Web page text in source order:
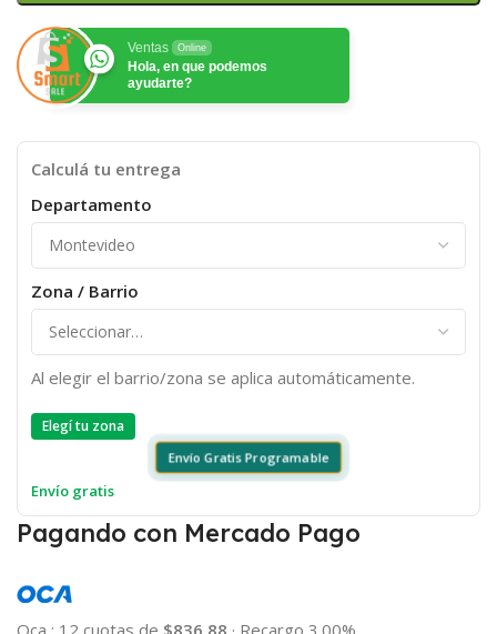
Ventas Online
Hola, en que podemos
ayudarte?
Calculá tu entrega
Departamento
Zona / Barrio
Al elegir el barrio/zona se aplica automáticamente.
Elegí tu zona
Envío Gratis Programable
Envío gratis
Pagando con Mercado Pago